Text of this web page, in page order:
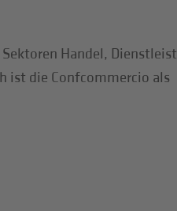
Handel,
ist die Confcommercio als